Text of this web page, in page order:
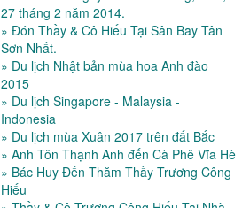
27 tháng 2 năm 2014.
» Đón Thầy & Cô Hiếu Tại Sân Bay Tân
Sơn Nhất.
» Du lịch Nhật bản mùa hoa Anh đào
2015
» Du lịch Singapore - Malaysia -
Indonesia
» Du lịch mùa Xuân 2017 trên đất Bắc
» Anh Tôn Thạnh Anh đến Cà Phê Vĩa Hè
» Bác Huy Đến Thăm Thầy Trương Công
Hiếu